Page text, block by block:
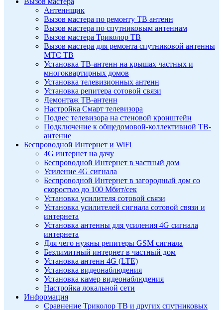
Антеннщик
Вызов мастера по ремонту ТВ антенн
Вызов мастера по спутниковым антеннам
Вызов мастера Триколор ТВ
Вызов мастера для ремонта спутниковой антенны
МТС ТВ
Установка ТВ-антенн на крышах частных и
многоквартирных домов
Установка телевизионных антенн
Установка репитера сотовой связи
Демонтаж ТВ-антенн
Настройка Смарт телевизора
Подвес телевизора на стеновой кронштейн
Подключение к общедомовой-коллективной ТВ-
антенне
Беспроводной Интернет и WiFi
4G интернет на дачу
Беспроводной Интернет в частный дом
Усиление 4G сигнала
Беспроводной Интернет в загородный дом со
скоростью до 100 Мбит/сек
Установка усилителя сотовой связи
Установка усилителей сигнала сотовой связи и
интернета
Установка антенны для усиления 4G сигнала
интернета
Для чего нужны репитеры GSM сигнала
Безлимитный интернет в частный дом
Установка антенн 4G (LTE)
Установка видеонаблюдения
Установка камер видеонаблюдения
Настройка локальной сети
Информация
Сравнение Триколор ТВ и других спутниковых